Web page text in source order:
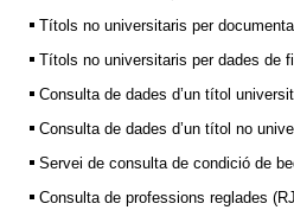
Títols no universitaris per
Títols no universitaris per dades de
Consulta de dades d’un títol
Consulta de dades d’un títol no
Servei de consulta de condició de
Consulta de professions reglades